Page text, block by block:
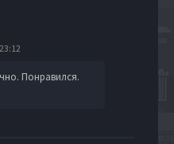
Понравился.